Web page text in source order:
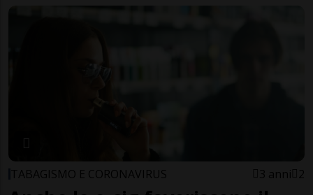
TABAGISMO E CORONAVIRUS 3 anni 2